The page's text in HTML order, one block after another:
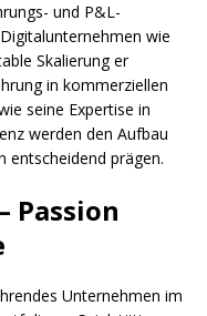
und P&L-
wie
Skalierung er
in kommerziellen
seine Expertise in
werden den Aufbau
entscheidend prägen.
Passion
Unternehmen im